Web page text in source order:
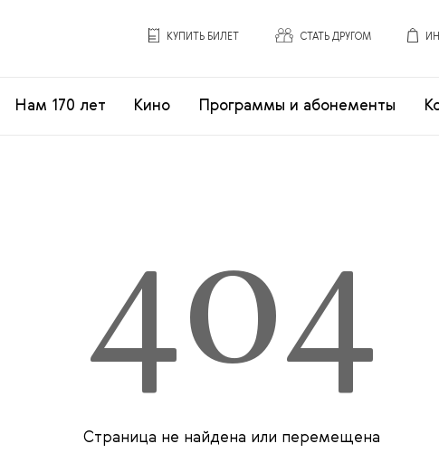
КУПИТЬ БИЛЕТ СТАТЬ ДРУГОМ
Нам 170 лет Кино Программы и абонементы
404
Страница не найдена или перемещена